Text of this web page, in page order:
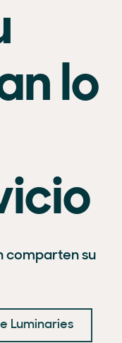
lo
comparten su
Luminaries